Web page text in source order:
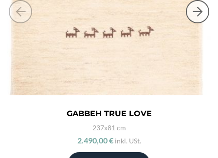
GABBEH TRUE LOVE
237x81 cm
2.490,00 € inkl. USt.